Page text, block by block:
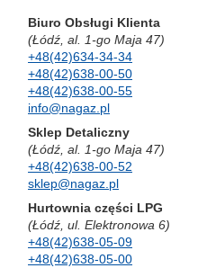
Biuro Obsługi Klienta
(Łódź, al. 1-go Maja 47)
+48(42)634-34-34
+48(42)638-00-50
+48(42)638-00-55
info@nagaz.pl
Sklep Detaliczny
(Łódź, al. 1-go Maja 47)
+48(42)638-00-52
sklep@nagaz.pl
Hurtownia części LPG
(Łódź, ul. Elektronowa 6)
+48(42)638-05-09
+48(42)638-05-00